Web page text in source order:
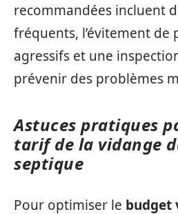
recommandées incluent
fréquents, l’évitement
agressifs et une
prévenir des problèmes
Astuces pratiques
tarif de la vidange
septique
Pour optimiser le budget